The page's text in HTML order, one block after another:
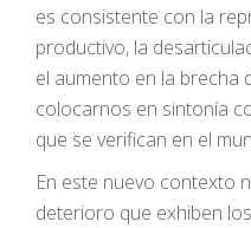
es consistente con la
productivo, la
el aumento en la brecha
colocarnos en sintonía
que se verifican en el
En este nuevo contexto
deterioro que exhiben